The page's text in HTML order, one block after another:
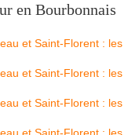
en Bourbonnais